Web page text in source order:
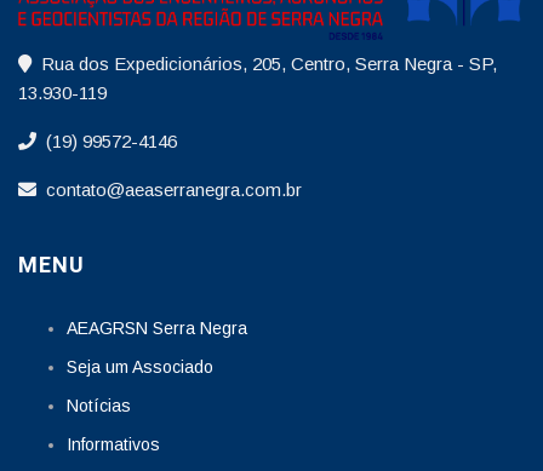
Rua dos Expedicionários, 205, Centro, Serra Negra - SP,
13.930-119
(19) 99572-4146
contato@aeaserranegra.com.br
MENU
AEAGRSN Serra Negra
Seja um Associado
Notícias
Informativos